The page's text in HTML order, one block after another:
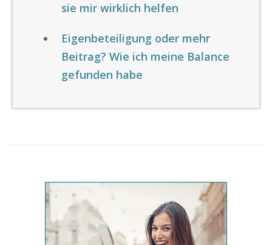
sie mir wirklich helfen
Eigenbeteiligung oder mehr
Beitrag? Wie ich meine Balance
gefunden habe